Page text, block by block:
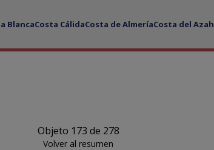
BlancaCosta CálidaCosta de AlmeríaCosta del
Objeto 173 de 278
Volver al resumen